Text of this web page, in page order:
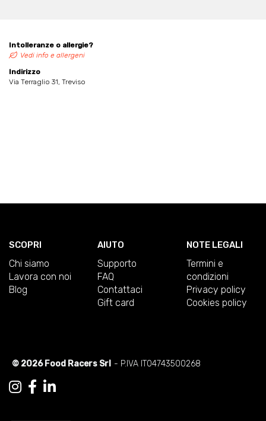
Intolleranze o allergie?
Vedi info e allergeni
Indirizzo
Via Terraglio 31, Treviso
SCOPRI
Chi siamo
Lavora con noi
Blog
AIUTO
Supporto
FAQ
Contattaci
Gift card
NOTE LEGALI
Termini e
condizioni
Privacy policy
Cookies policy
© 2026 Food Racers Srl - P.IVA IT04743500268